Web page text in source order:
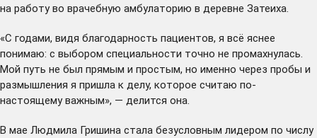
на работу во врачебную амбулаторию в деревне Затеиха.
«С годами, видя благодарность пациентов, я всё яснее
понимаю: с выбором специальности точно не промахнулась.
Мой путь не был прямым и простым, но именно через пробы и
размышления я пришла к делу, которое считаю по-
настоящему важным», — делится она.
В мае Людмила Гришина стала безусловным лидером по числу